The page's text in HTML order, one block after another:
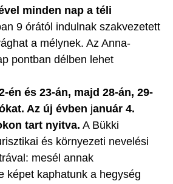
minden nap a téli
9 órától indulnak szakvezetett
a mélynek. Az Anna-
pontban délben lehet
én és 23-án, majd 28-án, 29-
Az új évben január 4.
tart nyitva. A Bükki
és környezeti nevelési
mesél annak
képet kaphatunk a hegység